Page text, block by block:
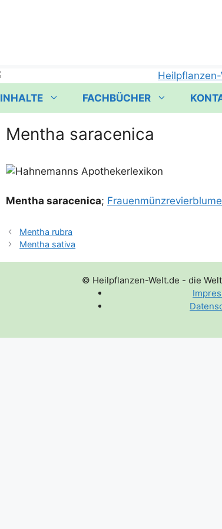
INHALTE FACHBÜCHER
Mentha saracenica
Men­tha sara­ceni­ca; Frau­en­münz­re­vier­blu­me
Mentha rubra
Mentha sativa
© Heilpflanzen-Welt.de - die